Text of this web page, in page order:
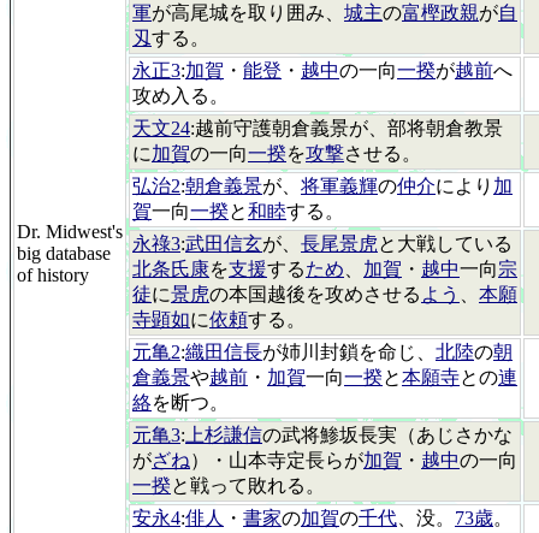
Dr. Midwest's
big database
of history
軍が高尾城を取り囲み、 城主の富樫政親が自
刄する。
永正3:加賀 ・ 能登 ・ 越中の一向一揆が越前へ
攻め入る。
天文24:越前守護朝倉義景が、部将朝倉教景
に加賀の一向一揆を攻撃させる。
弘治2:朝倉義景が、 将軍義輝の仲介により 加
賀一向一揆と和睦する。
永祿3:武田信玄が、 長尾景虎と大戦している
北条氏康を支援するため 加賀 ・ 越中一向宗
徒に景虎の本国越後を攻めさせる よう
本願
寺顕如に依頼する。
元亀2:織田信長が姉川封鎖を命じ、 北陸の朝
倉義景や越前 ・ 加賀一向一揆と本願寺との連
絡を断つ。
元亀3: 上杉謙信の武将鯵坂長実（あじさかな
がざね）・山本寺定長らが加賀 ・ 越中の一向
一揆と戦って敗れる。
安永4:俳人 ・ 書家の加賀の千代 、没。 73歳。